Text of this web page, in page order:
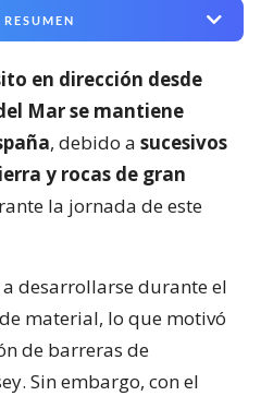
RESUMEN
en dirección desde
Mar se mantiene
, debido a sucesivos
y rocas de gran
la jornada de este
desarrollarse durante el
material, lo que motivó
de barreras de
Sin embargo, con el